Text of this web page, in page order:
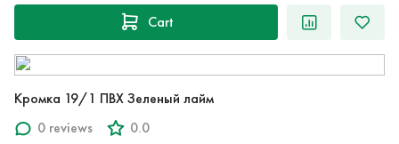
Cart
Кромка 19/1 ПВХ Зеленый лайм
0 reviews
0.0